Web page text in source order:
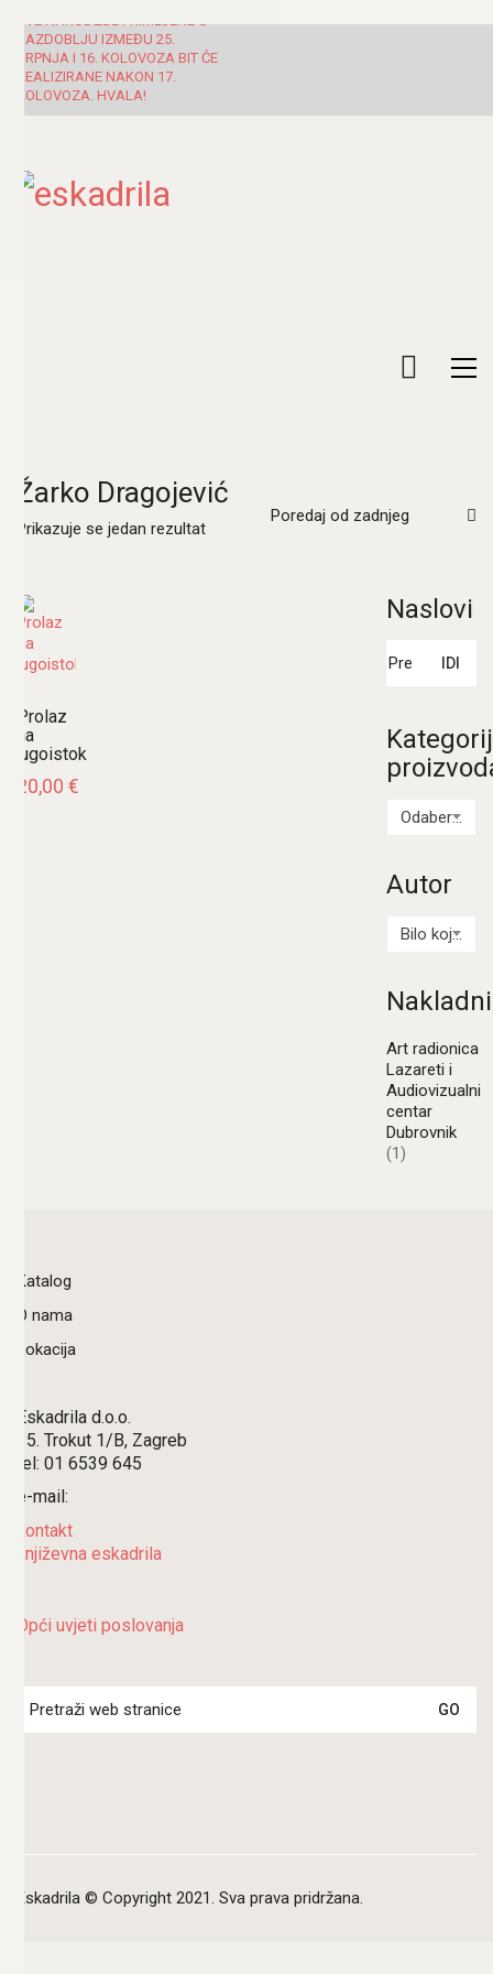
SVE NARUDŽBE PRIMLJENE U
RAZDOBLJU IZMEĐU 25.
SRPNJA I 16. KOLOVOZA BIT ĆE
REALIZIRANE NAKON 17.
KOLOVOZA. HVALA!
Žarko Dragojević
Prikazuje se jedan rezultat
Poredaj od zadnjeg
Prolaz
na
jugoistok
20,00 €
Naslovi
IDI
Odaberi kategoriju
Autor
Bilo koji Autor
Art radionica
Lazareti i
Audiovizualni
centar
Dubrovnik
(1)
Katalog
O nama
Lokacija
Eskadrila d.o.o.
15. Trokut 1/B, Zagreb
tel: 01 6539 645
e-mail:
kontakt
književna eskadrila
Opći uvjeti poslovanja
for:
Eskadrila © Copyright 2021. Sva prava pridržana.